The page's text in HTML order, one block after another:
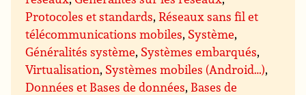
Protocoles et standards,Réseaux sans fil et
télécommunications mobiles, Système,
Généralités système, Systèmes embarqués,
Virtualisation, Systèmes mobiles (Android…),
Données et Bases de données, Bases de